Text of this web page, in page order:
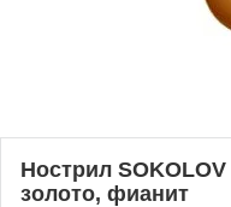
Нострил
золото, фианит